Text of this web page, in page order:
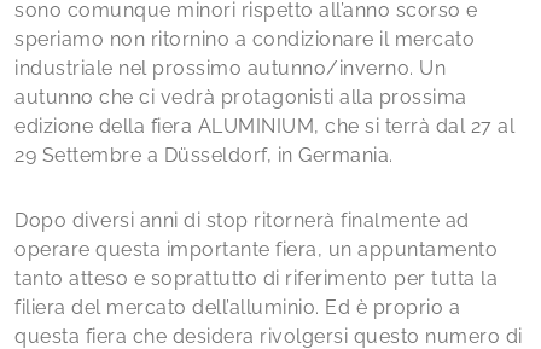
sono comunque minori rispetto all’anno scorso e
speriamo non ritornino a condizionare il mercato
industriale nel prossimo autunno/inverno. Un
autunno che ci vedrà protagonisti alla prossima
edizione della fiera ALUMINIUM, che si terrà dal 27 al
29 Settembre a Düsseldorf, in Germania.
Dopo diversi anni di stop ritornerà finalmente ad
operare questa importante fiera, un appuntamento
tanto atteso e soprattutto di riferimento per tutta la
filiera del mercato dell’alluminio. Ed è proprio a
questa fiera che desidera rivolgersi questo numero di